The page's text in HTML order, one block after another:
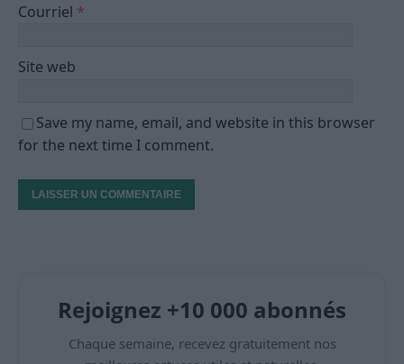
Courriel *
Site web
Save my name, email, and website in this browser
for the next time I comment.
Rejoignez +10 000 abonnés
Chaque semaine, recevez gratuitement nos